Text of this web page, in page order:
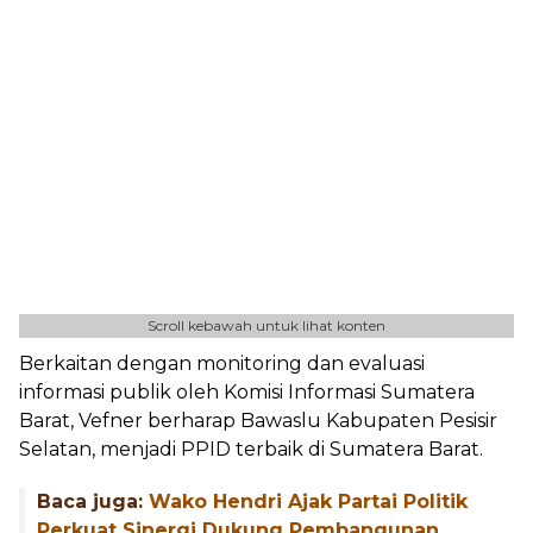
Scroll kebawah untuk lihat konten
Berkaitan dengan monitoring dan evaluasi
informasi publik oleh Komisi Informasi Sumatera
Barat, Vefner berharap Bawaslu Kabupaten Pesisir
Selatan, menjadi PPID terbaik di Sumatera Barat.
Baca juga: Wako Hendri Ajak Partai Politik